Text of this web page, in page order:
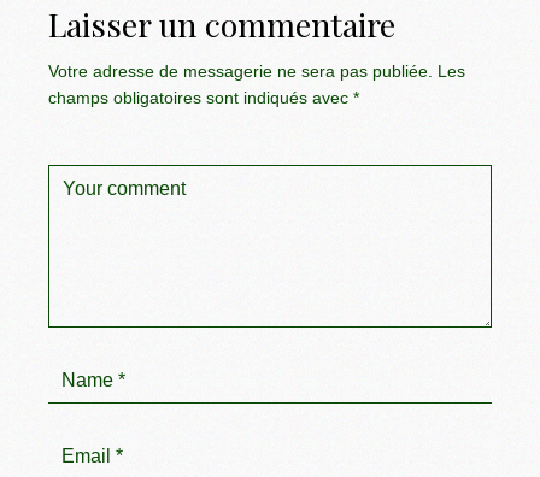
Laisser un commentaire
Votre adresse de messagerie ne sera pas publiée. Les
champs obligatoires sont indiqués avec*